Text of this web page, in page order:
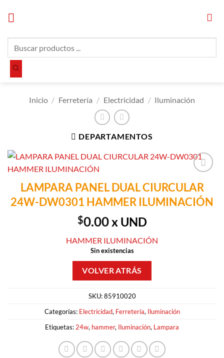
productos
Inicio / Ferretería / Electricidad / Iluminación
DEPARTAMENTOS
Añadir a
Lista de
Compras
LAMPARA PANEL DUAL CIURCULAR
24W-DW0301 HAMMER ILUMINACIÓN
$0.00x UND
HAMMER ILUMINACIÓN
Sin existencias
SKU:85910020
Categorías: Electricidad, Ferretería, Iluminación
Etiquetas:24w, hammer, Iluminación, Lampara